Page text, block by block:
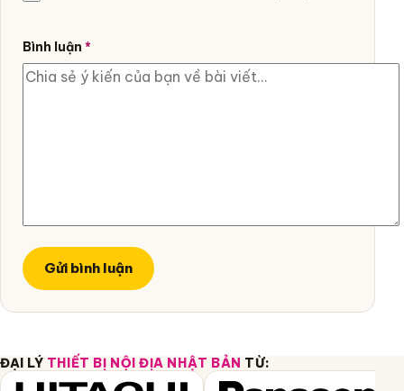
Bình luận *
ĐẠI LÝ THIẾT BỊ NỘI ĐỊA NHẬT BẢN TỪ: